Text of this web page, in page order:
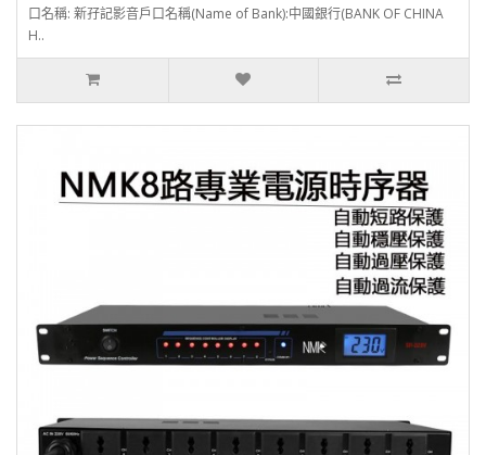
口名稱: 新孖記影音戶口名稱(Name of Bank):中國銀行(BANK OF CHINA
H..